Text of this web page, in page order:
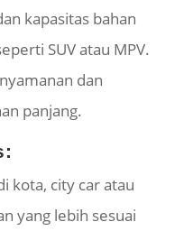
kapasitas bahan
SUV atau MPV.
dan
panjang.
kota, city car atau
yang lebih sesuai